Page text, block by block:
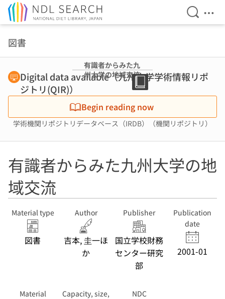
Open
図書
有識者からみた九
州大学の地域交流
Digital data available（九州大学学術情報リポ
ジトリ(QIR)）
Begin reading now
学術機関リポジトリデータベース（IRDB）（機関リポジトリ）
有識者からみた九州大学の地
域交流
Material type
図書
Author
吉本, 圭一ほ
か
Publisher
国立学校財務
センター研究
部
Publication
date
2001-01
Material
Capacity, size,
NDC